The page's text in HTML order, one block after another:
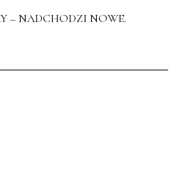
– NADCHODZI NOWE.